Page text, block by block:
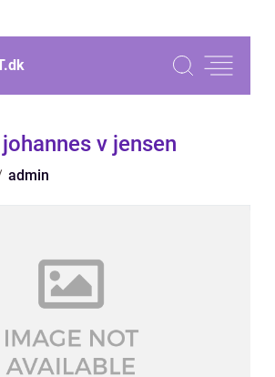
dk
v jensen
admin